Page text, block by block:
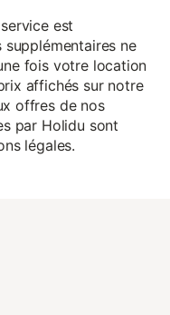
est
ne
fois votre location
affichés sur notre
offres de nos
par Holidu sont
légales.